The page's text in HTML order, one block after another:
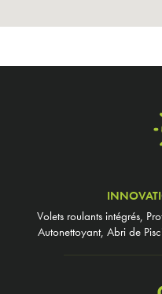
Volets roulants intégrés,
Autonettoyant, Abri de